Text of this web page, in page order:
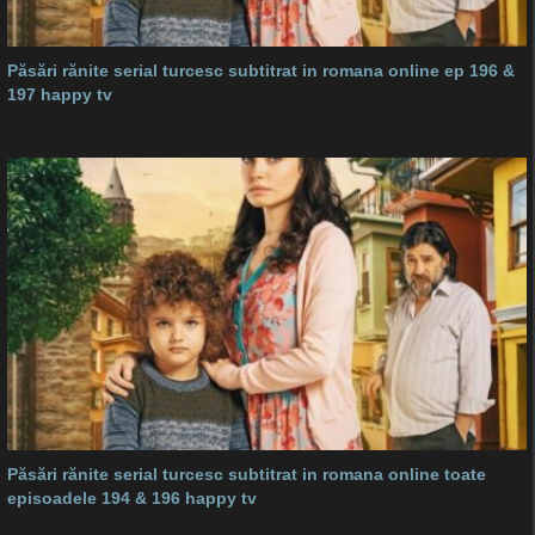
Păsări rănite serial turcesc subtitrat in romana online ep 196 &
197 happy tv
Păsări rănite serial turcesc subtitrat in romana online toate
episoadele 194 & 196 happy tv